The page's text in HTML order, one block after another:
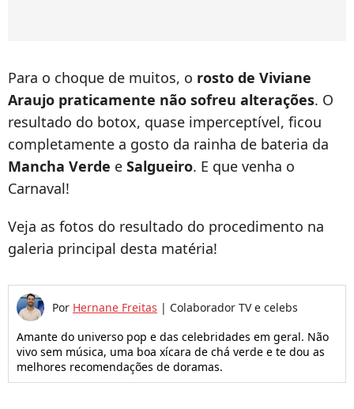
Para o choque de muitos, o rosto de Viviane
Araujo praticamente não sofreu alterações. O
resultado do botox, quase imperceptível, ficou
completamente a gosto da rainha de bateria da
Mancha Verde e Salgueiro. E que venha o
Carnaval!
Veja as fotos do resultado do procedimento na
galeria principal desta matéria!
Por Hernane Freitas | Colaborador TV e celebs
Amante do universo pop e das celebridades em geral. Não
vivo sem música, uma boa xícara de chá verde e te dou as
melhores recomendações de doramas.